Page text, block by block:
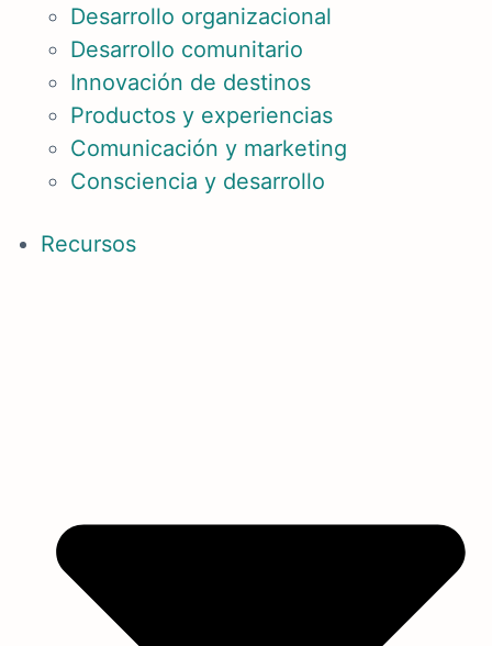
Desarrollo organizacional
Desarrollo comunitario
Innovación de destinos
Productos y experiencias
Comunicación y marketing
Consciencia y desarrollo
Recursos